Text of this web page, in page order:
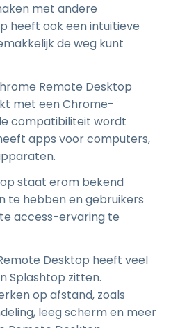
met andere
heeft ook een intuïtieve
de weg kunt
Remote Desktop
met een Chrome-
compatibiliteit wordt
apps voor computers,
staat erom bekend
te hebben en gebruikers
access-ervaring te
Desktop heeft veel
Splashtop zitten.
op afstand, zoals
leeg scherm en meer